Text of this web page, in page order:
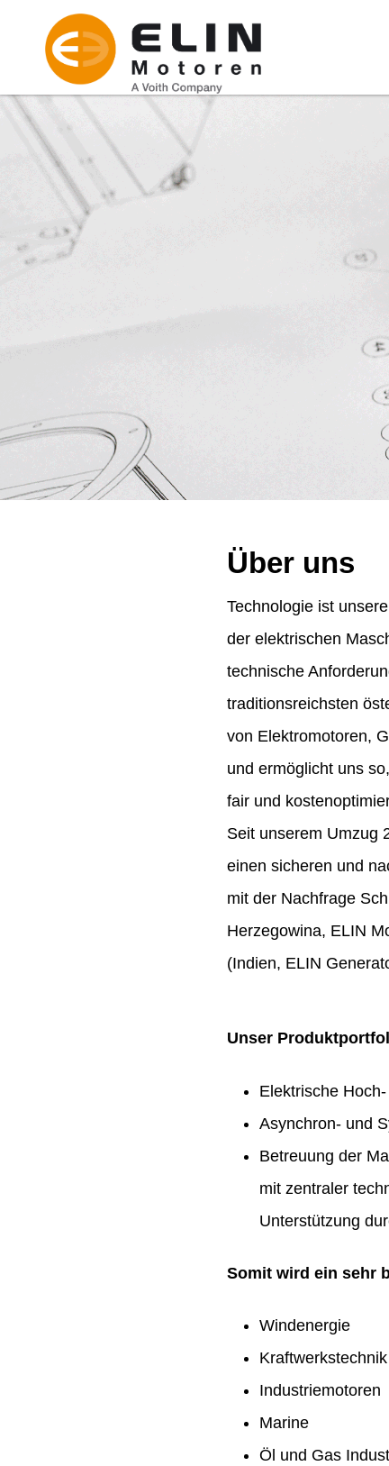
Über uns
Technologie ist
der elektrischen
technische
traditionsreichsten
von Elektromotoren,
und ermöglicht uns
fair und
Seit unserem Umzug
einen sicheren und
mit der Nachfrage
Herzegowina, ELIN
(Indien, ELIN
Unser
Elektrische
Asynchron- und
Betreuung der
mit zentraler
Unterstützung
Somit wird ein sehr
Windenergie
Kraftwerkstechnik
Industriemotoren
Marine
Öl und Gas